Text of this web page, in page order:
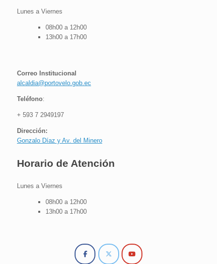
Lunes a Viernes
08h00 a 12h00
13h00 a 17h00
Correo Institucional
alcaldia@portovelo.gob.ec
Teléfono:
+ 593 7 2949197
Dirección:
Gonzalo Díaz y Av. del Minero
Horario de Atención
Lunes a Viernes
08h00 a 12h00
13h00 a 17h00